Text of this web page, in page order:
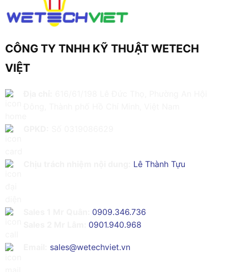
CÔNG TY TNHH KỸ THUẬT WETECH
VIỆT
Lê Thành Tựu
0909.346.736
0901.940.968
sales@wetechviet.vn